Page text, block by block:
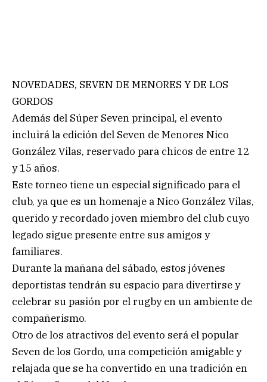
NOVEDADES, SEVEN DE MENORES Y DE LOS
GORDOS
Además del Súper Seven principal, el evento
incluirá la edición del Seven de Menores Nico
González Vilas, reservado para chicos de entre 12
y 15 años.
Este torneo tiene un especial significado para el
club, ya que es un homenaje a Nico González Vilas,
querido y recordado joven miembro del club cuyo
legado sigue presente entre sus amigos y
familiares.
Durante la mañana del sábado, estos jóvenes
deportistas tendrán su espacio para divertirse y
celebrar su pasión por el rugby en un ambiente de
compañerismo.
Otro de los atractivos del evento será el popular
Seven de los Gordo, una competición amigable y
relajada que se ha convertido en una tradición en